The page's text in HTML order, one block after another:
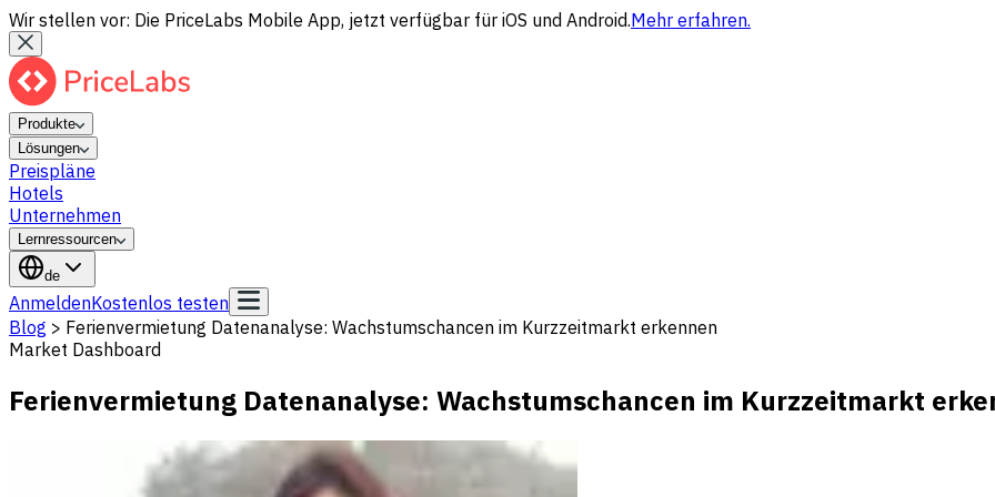
Wir stellen vor: Die PriceLabs Mobile App, jetzt verfügbar für iOS und Android.Mehr erfahren.
Produkte
Lösungen
Preispläne
Hotels
Unternehmen
Lernressourcen
de
AnmeldenKostenlos testen
Blog > Ferienvermietung Datenanalyse: Wachstumschancen im Kurzzeitmarkt erkennen
Market Dashboard
Ferienvermietung Datenanalyse: Wachstumschancen im Kurzzeitmarkt